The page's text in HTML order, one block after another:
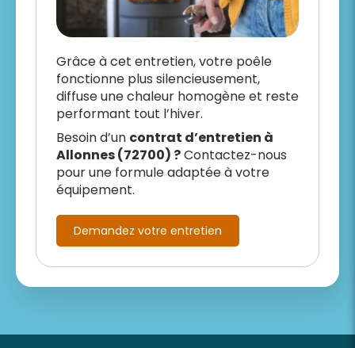
Grâce à cet entretien, votre poêle
fonctionne plus silencieusement,
diffuse une chaleur homogène et reste
performant tout l’hiver.
Besoin d’un contrat d’entretien à
Allonnes (72700) ?Contactez-nous
pour une formule adaptée à votre
équipement.
Demandez votre entretien